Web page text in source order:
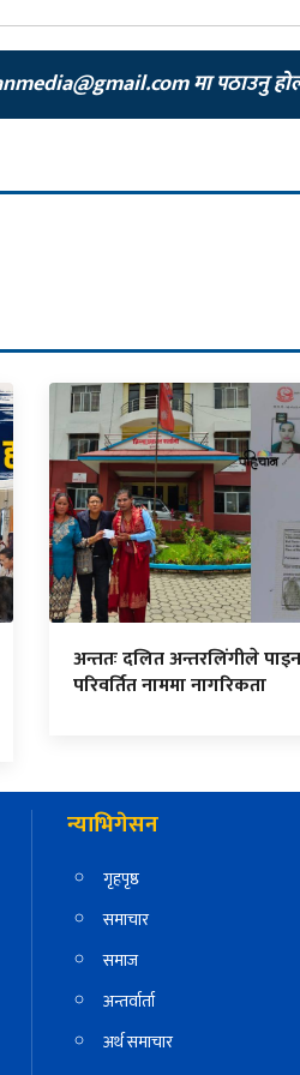
मा पठाउनु
अन्ततः दलित अन्तरलिंगीले पाइन
परिवर्तित नाममा नागरिकता
न्याभिगेसन
गृहपृष्ठ
समाचार
समाज
अन्तर्वार्ता
अर्थ समाचार